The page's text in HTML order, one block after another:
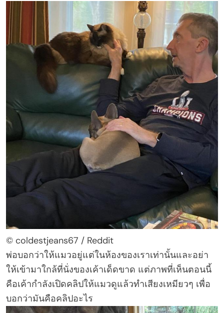
© coldestjeans67 / Reddit
พ่อบอกว่าให้แมวอยู่แต่ในห้องของเราเท่านั้นและอย่า
ให้เข้ามาใกล้ที่นั่งของเค้าเด็ดขาด แต่ภาพที่เห็นตอนนี้
คือเค้ากำลังเปิดคลิปให้แมวดูแล้วทำเสียงเหมียวๆ เพื่อ
บอกว่ามันคือคลิปอะไร